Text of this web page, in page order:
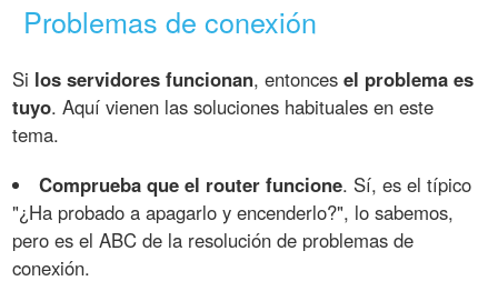
Problemas de conexión
Si los servidores funcionan, entoncesel problema es
tuyo. Aquí vienen las soluciones habituales en este
tema.
Comprueba que el router funcione. Sí, es el típico
"¿Ha probado a apagarlo y encenderlo?", lo sabemos,
pero es el ABC de la resolución de problemas de
conexión.